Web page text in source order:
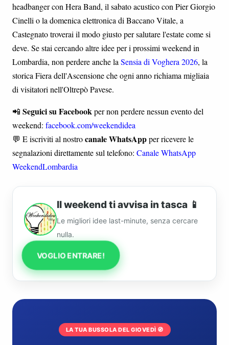
headbanger con Hera Band, il sabato acustico con Pier Giorgio
Cinelli o la domenica elettronica di Baccano Vitale, a
Castegnato troverai il modo giusto per salutare l'estate come si
deve. Se stai cercando altre idee per i prossimi weekend in
Lombardia, non perdere anche la Sensia di Voghera 2026, la
storica Fiera dell'Ascensione che ogni anno richiama migliaia
di visitatori nell'Oltrepò Pavese.
📲 Seguici su Facebookper non perdere nessun evento del
weekend: facebook.com/weekendidea
💬 E iscriviti al nostrocanale WhatsAppper ricevere le
segnalazioni direttamente sul telefono: Canale WhatsApp
WeekendLombardia
Il weekend ti avvisa in tasca 📱
Le migliori idee last-minute, senza cercare
nulla.
VOGLIO ENTRARE!
LA TUA BUSSOLA DEL GIOVEDÌ 🧭